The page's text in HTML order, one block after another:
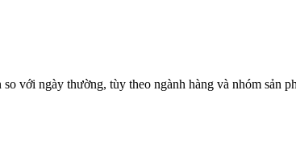
với ngày thường, tùy theo ngành hàng và nhóm sản